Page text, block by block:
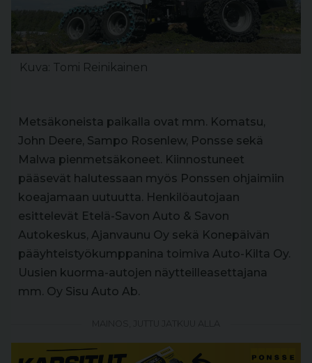
Kuva: Tomi Reinikainen
Metsäkoneista paikalla ovat mm. Komatsu,
John Deere, Sampo Rosenlew, Ponsse sekä
Malwa pienmetsäkoneet. Kiinnostuneet
pääsevät halutessaan myös Ponssen ohjaimiin
koeajamaan uutuutta. Henkilöautojaan
esittelevät Etelä-Savon Auto & Savon
Autokeskus, Ajanvaunu Oy sekä Konepäivän
pääyhteistyökumppanina toimiva Auto-Kilta Oy.
Uusien kuorma-autojen näytteilleasettajana
mm. Oy Sisu Auto Ab.